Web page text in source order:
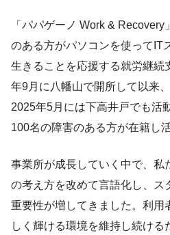
「パパゲーノ Work &
のある方がパソコンを使ってIT
生きることを応援する就労継続
年9月に八幡山で開所して以来
2025年5月には下高井戸でも活
100名の障害のある方が在籍し
事業所が成長していく中で、私
の考え方を改めて言語化し、ス
重要性が増してきました。利用
しく輝ける環境を維持し続ける